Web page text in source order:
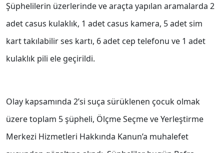
Şüphelilerin üzerlerinde ve araçta yapılan aramalarda 2
adet casus kulaklık, 1 adet casus kamera, 5 adet sim
kart takılabilir ses kartı, 6 adet cep telefonu ve 1 adet
kulaklık pili ele geçirildi.
Olay kapsamında 2’si suça sürüklenen çocuk olmak
üzere toplam 5 şüpheli, Ölçme Seçme ve Yerleştirme
Merkezi Hizmetleri Hakkında Kanun’a muhalefet